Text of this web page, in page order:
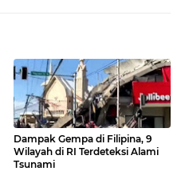
Dampak Gempa di Filipina, 9
Wilayah di RI Terdeteksi Alami
Tsunami